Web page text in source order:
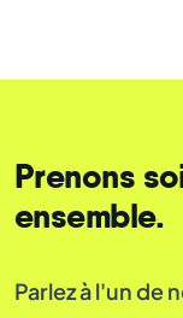
Prenons
ensemble.
Parlez à l'un de